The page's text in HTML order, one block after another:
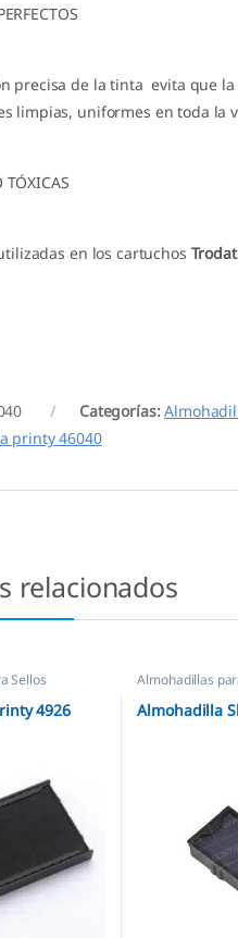
precisa de la tinta evita que
limpias, uniformes en toda la
TÓXICAS
en los cartuchos
Categorías:
printy 46040
relacionados
Sellos
Trodat
4926
Almohadillas
Automáticos
Almohadilla